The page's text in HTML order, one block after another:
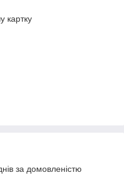
картку
за домовленістю